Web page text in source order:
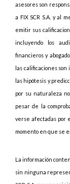
asesores son
a FIX SCR S.A. y al
emitir sus
incluyendo los
financieros y
las calificaciones
las hipótesis y
por su naturaleza
pesar de la
verse afectadas por
momento en que se
La información
sin ninguna